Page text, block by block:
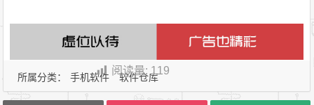
所属分类： 手机软件 软件仓库
阅读量: 119